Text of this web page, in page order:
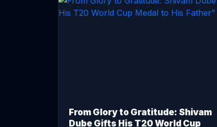
From Glory to Gratitude: Shivam
Dube Gifts His T20 World Cup